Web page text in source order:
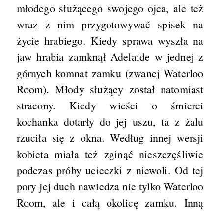
młodego służącego swojego ojca, ale też
wraz z nim przygotowywać spisek na
życie hrabiego. Kiedy sprawa wyszła na
jaw hrabia zamknął Adelaide w jednej z
górnych komnat zamku (zwanej Waterloo
Room). Młody służący został natomiast
stracony. Kiedy wieści o śmierci
kochanka dotarły do jej uszu, ta z żalu
rzuciła się z okna. Według innej wersji
kobieta miała też zginąć nieszczęśliwie
podczas próby ucieczki z niewoli. Od tej
pory jej duch nawiedza nie tylko Waterloo
Room, ale i całą okolicę zamku. Inną